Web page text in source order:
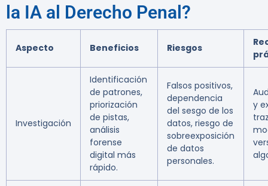
la IA al Derecho Penal?
Aspecto Beneficios Riesgos
Investigación
Identificación
de patrones,
priorización
de pistas,
análisis
forense
digital más
rápido.
Falsos positivos,
dependencia
del sesgo de los
datos, riesgo de
sobreexposición
de datos
personales.
y